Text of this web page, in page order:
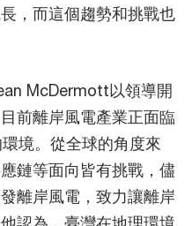
，而這個趨勢和挑戰也
McDermott以領導開
前離岸風電產業正面臨
境。從全球的角度來
鏈等面向皆有挑戰，儘
離岸風電，致力讓離岸